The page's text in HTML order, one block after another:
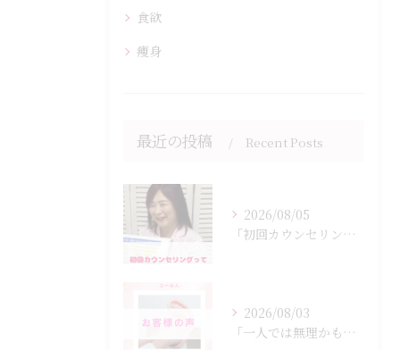
食欲
痩身
最近の投稿 Recent Posts
2026/08/05
「初回カウンセリングでは何をするの？」
2026/08/03
「一人では無理かも…」